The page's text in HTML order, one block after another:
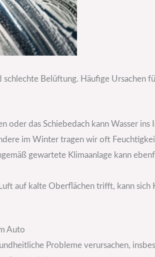
Belüftung. Häufige Ursachen
oder das Schiebedach kann Wasser ins
im Winter tragen wir oft
gewartete Klimaanlage kann
auf kalte Oberflächen trifft, kann sich
Auto
Probleme verursachen,